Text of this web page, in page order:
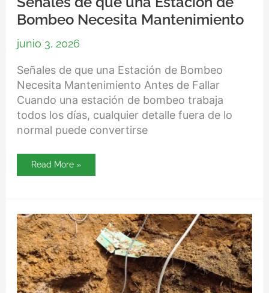
Bombeo Necesita Mantenimiento
junio 3, 2026
Señales de que una Estación de Bombeo
Necesita Mantenimiento Antes de Fallar
Cuando una estación de bombeo trabaja
todos los días, cualquier detalle fuera de lo
normal puede convertirse
Read More »
Cuándo
hacer
inspección
de
tuberías
con
cámara
antes
de
remodelar